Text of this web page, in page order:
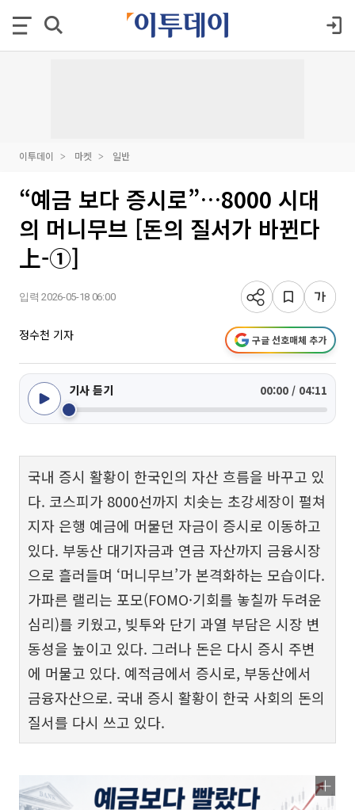
이투데이 마켓 일반
“예금 보다 증시로”…8000 시대
의 머니무브 [돈의 질서가 바뀐다
上-①]
입력 2026-05-18 06:00
정수천 기자 구글 선호매체 추가
기사 듣기 00:00 / 04:11
국내 증시 활황이 한국인의 자산 흐름을 바꾸고 있
다. 코스피가 8000선까지 치솟는 초강세장이 펼쳐
지자 은행 예금에 머물던 자금이 증시로 이동하고
있다. 부동산 대기자금과 연금 자산까지 금융시장
으로 흘러들며 ‘머니무브’가 본격화하는 모습이다.
가파른 랠리는 포모(FOMO·기회를 놓칠까 두려운
심리)를 키웠고, 빚투와 단기 과열 부담은 시장 변
동성을 높이고 있다. 그러나 돈은 다시 증시 주변
에 머물고 있다. 예적금에서 증시로, 부동산에서
금융자산으로. 국내 증시 활황이 한국 사회의 돈의
질서를 다시 쓰고 있다.